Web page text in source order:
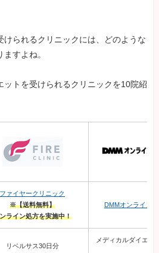
けられるクリニックには、どのような
すよね。
ットを受けられるクリニックを10院紹
ファイヤークリニック
※【送料無料】
ライン処方を実施中！
DMMオンライン
リベルサス30日分
メディカルダイエッ